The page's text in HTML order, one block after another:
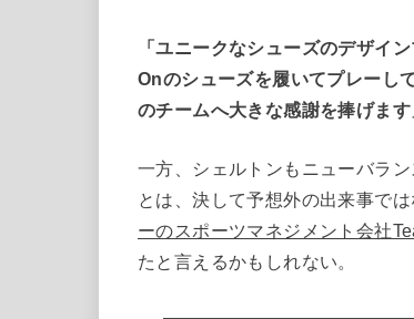
「ユニークなシューズのデザイ
Onのシューズを履いてプレーし
のチームへ大きな感謝を捧げます
一方、シェルトンもニューバラ
とは、決して予想外の出来事で
ーのスポーツマネジメント会社
たと言えるかもしれない。